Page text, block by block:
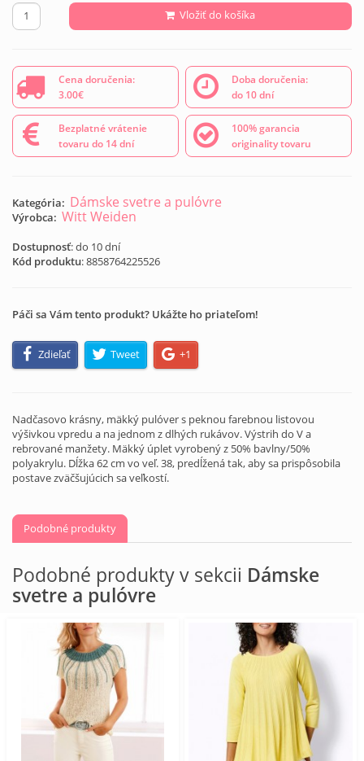
Vložiť do košíka
Cena doručenia:
3.00€
Doba doručenia:
do 10 dní
Bezplatné vrátenie
tovaru do 14 dní
100% garancia
originality tovaru
Kategória: Dámske svetre a pulóvre
Výrobca: Witt Weiden
Dostupnosť: do 10 dní
Kód produktu:8858764225526
Páči sa Vám tento produkt? Ukážte ho priateľom!
Zdieľať Tweet +1
Nadčasovo krásny, mäkký pulóver s peknou farebnou listovou
výšivkou vpredu a na jednom z dlhých rukávov. Výstrih do V a
rebrované manžety. Mäkký úplet vyrobený z 50% bavlny/50%
polyakrylu. Dĺžka 62 cm vo veľ. 38, predĺžená tak, aby sa prispôsobila
postave zväčšujúcich sa veľkostí.
Podobné produkty
Podobné produkty v sekcii Dámske
svetre a pulóvre